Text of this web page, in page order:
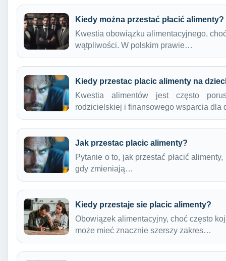
Kiedy można przestać płacić alimenty?
Kwestia obowiązku alimentacyjnego,
wątpliwości. W polskim prawie…
Kiedy przestac placic alimenty na
Kwestia alimentów jest często
rodzicielskiej i finansowego wsparcia
Jak przestac placic alimenty?
Pytanie o to, jak przestać płacić
gdy zmieniają…
Kiedy przestaje sie placic alimenty?
Obowiązek alimentacyjny, choć często
może mieć znacznie szerszy zakres…